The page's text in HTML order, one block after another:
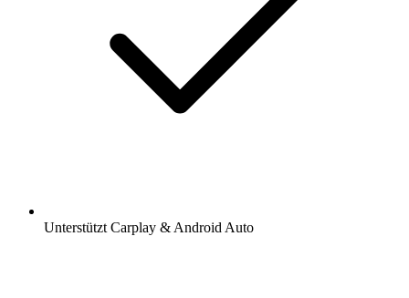
Unterstützt Carplay & Android Auto